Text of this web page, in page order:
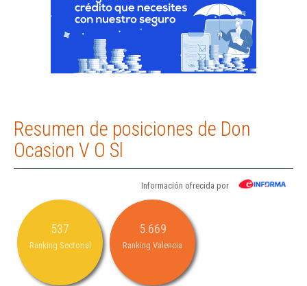
Resumen de posiciones de Don
Ocasion V O Sl
Información ofrecida por
537
Ranking Sectorial
5.669
Ranking Valencia